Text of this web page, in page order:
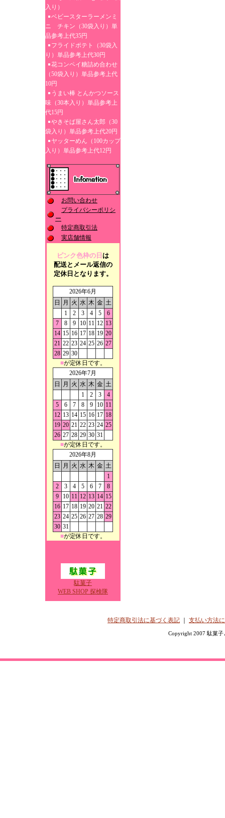
入り）
ベビースターラーメンミ
ニ チキン（30袋入り）単
品参考上代35円
フライドポテト（30袋入
り）単品参考上代30円
花コンペイ糖詰め合わせ
（50袋入り）単品参考上代
10円
うまい棒 とんかつソース
味（30本入り）単品参考上
代15円
やきそば屋さん太郎（30
袋入り）単品参考上代20円
ヤッターめん（100カップ
入り）単品参考上代12円
お問い合わせ
プライバシーポリシ
ー
特定商取引法
実店舗情報
ピンク色枠の日 は
配送とメール返信の
定休日となります。
2026年6月
日
月 火 水 木 金 土
1
2 3 4 5
6
7
8 9 10 11 12 13
14 15 16 17 18 19 20
21 22 23 24 25 26 27
28 29 30
■が定休日です。
2026年7月
日
月 火 水 木 金 土
1
2 3
4
5
6 7 8 9 10 11
12 13 14 15 16 17 18
19 20 21 22 23 24 25
26 27 28 29 30 31
■が定休日です。
2026年8月
日
月 火 水 木 金 土
1
2
3 4 5 6 7
8
9
10 11 12 13 14 15
16 17 18 19 20 21 22
23 24 25 26 27 28 29
30 31
■が定休日です。
駄菓子
WEB SHOP 探検隊
特定商取引法に基づく表記 支払い方法
Copyright 2007 駄菓